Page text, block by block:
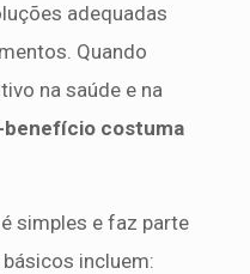
adequadas
Quando
na saúde e na
costuma
simples e faz parte
incluem: